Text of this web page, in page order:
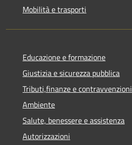
Mobilità e trasporti
Educazione e formazione
Giustizia e sicurezza pubblica
Tributi,finanze e contravvenzioni
Ambiente
Salute, benessere e assistenza
Autorizzazioni